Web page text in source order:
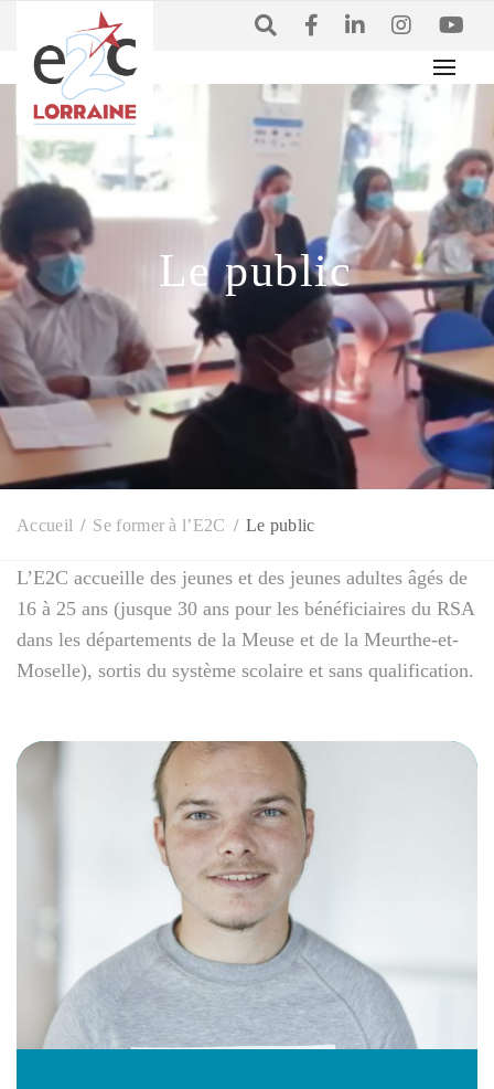
Accueil Se former à l’E2C Le public
Le public
L’E2C accueille des jeunes et des jeunes adultes âgés de
16 à 25 ans (jusque 30 ans pour les bénéficiaires du RSA
dans les départements de la Meuse et de la Meurthe-et-
Moselle), sortis du système scolaire et sans qualification.